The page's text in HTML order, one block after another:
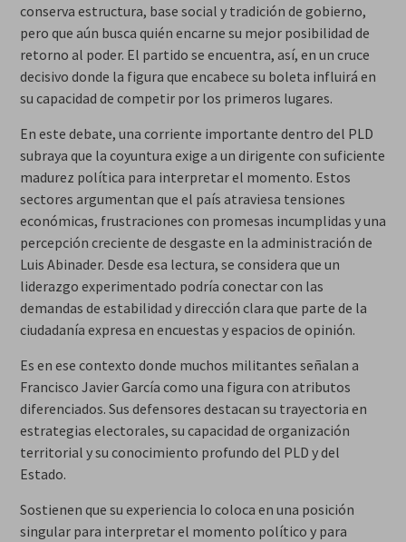
conserva estructura, base social y tradición de gobierno,
pero que aún busca quién encarne su mejor posibilidad de
retorno al poder. El partido se encuentra, así, en un cruce
decisivo donde la figura que encabece su boleta influirá en
su capacidad de competir por los primeros lugares.
En este debate, una corriente importante dentro del PLD
subraya que la coyuntura exige a un dirigente con suficiente
madurez política para interpretar el momento. Estos
sectores argumentan que el país atraviesa tensiones
económicas, frustraciones con promesas incumplidas y una
percepción creciente de desgaste en la administración de
Luis Abinader. Desde esa lectura, se considera que un
liderazgo experimentado podría conectar con las
demandas de estabilidad y dirección clara que parte de la
ciudadanía expresa en encuestas y espacios de opinión.
Es en ese contexto donde muchos militantes señalan a
Francisco Javier García como una figura con atributos
diferenciados. Sus defensores destacan su trayectoria en
estrategias electorales, su capacidad de organización
territorial y su conocimiento profundo del PLD y del
Estado.
Sostienen que su experiencia lo coloca en una posición
singular para interpretar el momento político y para